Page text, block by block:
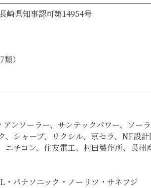
県知事認可第14954号
）
ンソーラー、サンテックパワー、ソー
、シャープ、リクシル、京セラ、NF設
ニチコン、住友電工、村田製作所、長
パナソニック・ノーリツ・サネフジ